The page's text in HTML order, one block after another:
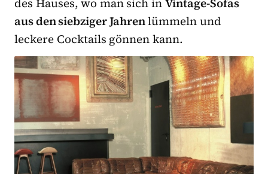
aus den siebziger Jahrenlümmeln und
leckere Cocktails gönnen kann.